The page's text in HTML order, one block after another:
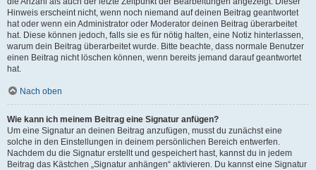
Hinweis erscheint nicht, wenn noch niemand auf deinen Beitrag geantwortet
hat oder wenn ein Administrator oder Moderator deinen Beitrag überarbeitet
hat. Diese können jedoch, falls sie es für nötig halten, eine Notiz hinterlassen,
warum dein Beitrag überarbeitet wurde. Bitte beachte, dass normale Benutzer
einen Beitrag nicht löschen können, wenn bereits jemand darauf geantwortet
hat.
Nach oben
Wie kann ich meinem Beitrag eine Signatur anfügen?
Um eine Signatur an deinen Beitrag anzufügen, musst du zunächst eine
solche in den Einstellungen in deinem persönlichen Bereich entwerfen.
Nachdem du die Signatur erstellt und gespeichert hast, kannst du in jedem
Beitrag das Kästchen „Signatur anhängen“ aktivieren. Du kannst eine Signatur